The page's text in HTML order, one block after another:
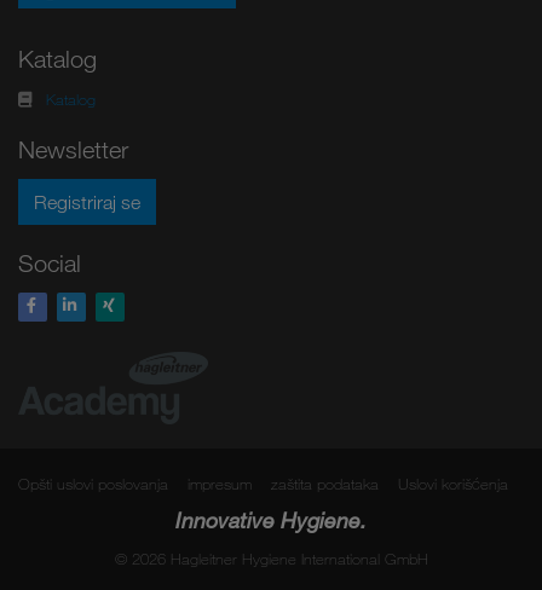
Katalog
Katalog
Newsletter
Registriraj se
Social
Opšti uslovi poslovanja impresum zaštita podataka Uslovi korišćenja
Innovative Hygiene.
© 2026 Hagleitner Hygiene International GmbH